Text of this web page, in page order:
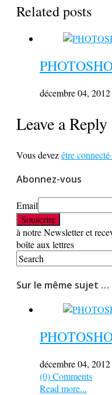
Related posts
décembre 04, 2012
Leave a Reply
Vous devezêtre
Abonnez-vous
Email
à notre Newsletter et
boîte aux lettres
Sur le même sujet …
décembre 04, 2012
(0) Comments
Read more...